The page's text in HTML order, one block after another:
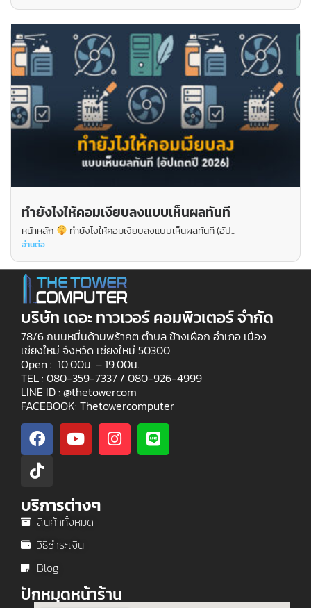
ทำยังไงให้คอมเงียบลงแบบเห็นผลทันที
หน้าหลัก ทำยังไงให้คอมเงียบลงแบบเห็นผลทันที (อัป...
อ่านต่อ
บริษัท เดอะ ทาวเวอร์ คอมพิวเตอร์ จำกัด
78/6 ถนนหมื่นด้ามพร้าคต ตำบล ช้างเผือก อำเภอ เมือง
เชียงใหม่ จังหวัด เชียงใหม่ 50300
Open : 10.00น. – 19.00น.
TEL : 080-359-7337 / 080-926-4999
LINE ID : @thetowercom
FACEBOOK: Thetowercomputer
บริการต่างๆ
สินค้าทั้งหมด
วิธีชำระเงิน
Blog
ปักหมุดหน้าร้าน